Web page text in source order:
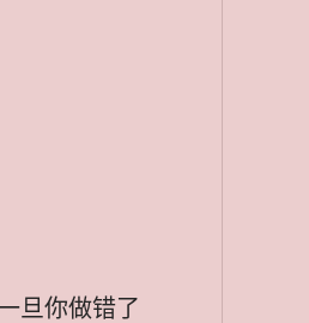
旦你做错了